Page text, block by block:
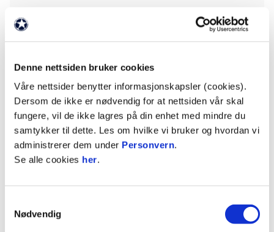
Denne nettsiden bruker cookies
Våre nettsider benytter informasjonskapsler (cookies).
Dersom de ikke er nødvendig for at nettsiden vår skal
fungere, vil de ikke lagres på din enhet med mindre du
samtykker til dette. Les om hvilke vi bruker og hvordan vi
administrerer dem under Personvern.
Se alle cookies her.
Nødvendig
Det kunne fort blitt en frustrerende ettermiddag,
men Åsane holdt fast i planen. Laget hadde
gjorde. De holdt trykket oppe, spilte Raufoss
for gjestene.
Til slutt kom belønningen.
Haga åpnet ballet
Åsane fikk corner, og etter en situasjon med mye